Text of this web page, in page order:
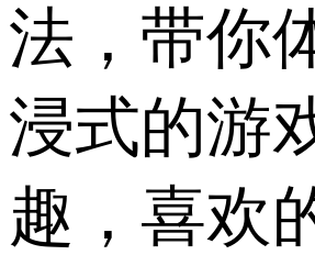
法，带你
浸式的游
趣，喜欢